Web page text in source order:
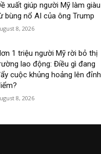
xuất giúp người Mỹ làm giàu
bùng nổ AI của ông Trump
8, 2026
1 triệu người Mỹ rời bỏ thị
lao động: Điều gì đang
cuộc khủng hoảng lên đỉnh
8, 2026